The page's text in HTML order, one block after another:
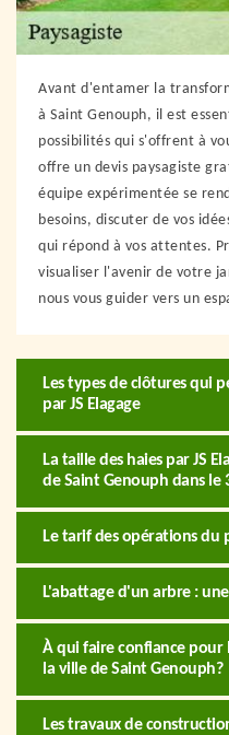
Avant d'entamer la
à Saint Genouph, il est
possibilités qui s'offrent à
offre un devis paysagiste
équipe expérimentée se
besoins, discuter de vos
qui répond à vos attentes.
visualiser l'avenir de votre
nous vous guider vers un
Les types de clôtures qui
par JS Elagage
La taille des haies par JS
de Saint Genouph dans le
Le tarif des opérations du
L'abattage d'un arbre :
À qui faire confiance pour
la ville de Saint Genouph?
Les travaux de